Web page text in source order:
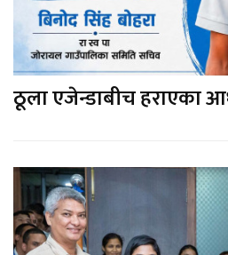
ठूला एजेन्डाबीच हराएका